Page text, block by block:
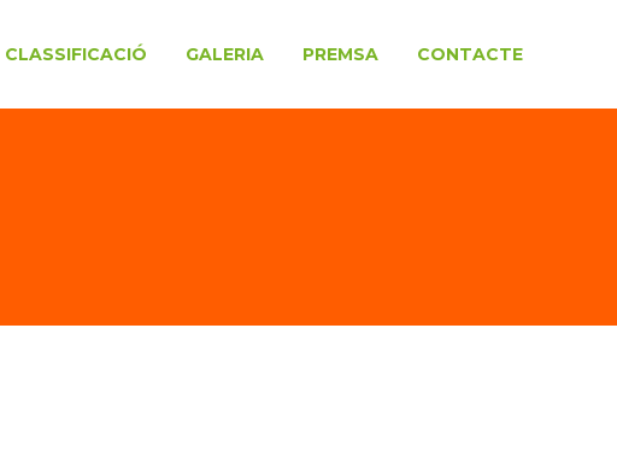
CLASSIFICACIÓ GALERIA PREMSA CONTACTE